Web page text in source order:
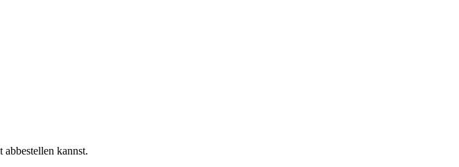
kannst.